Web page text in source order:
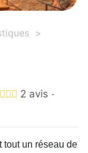
2 avis -
tout un réseau de